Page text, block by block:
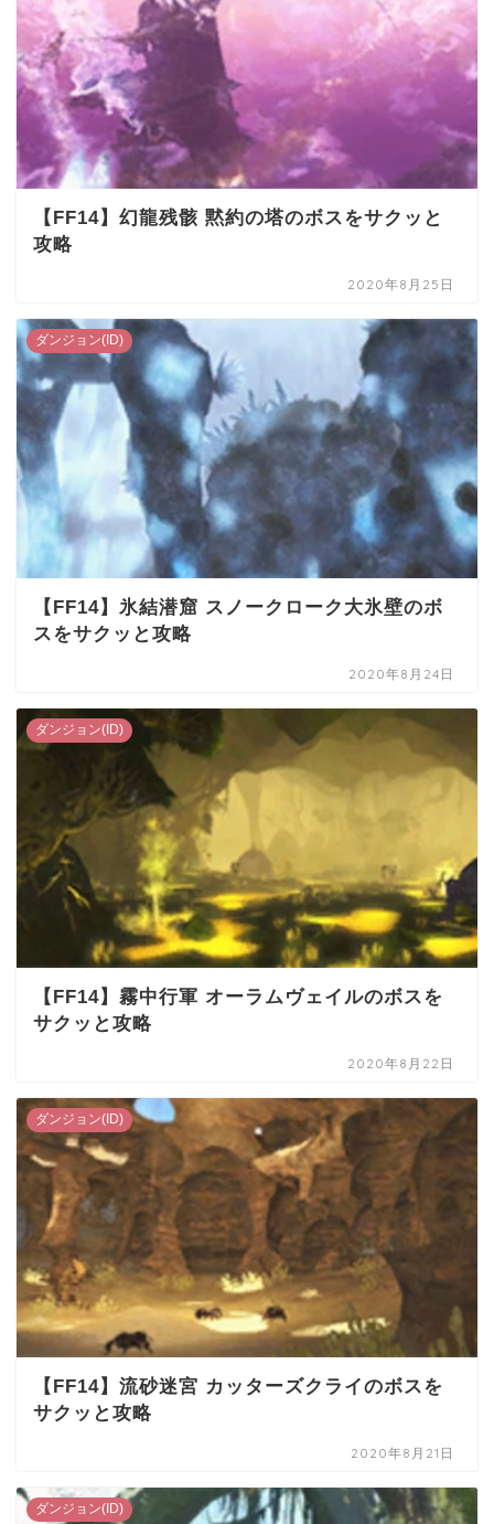
【FF14】幻龍残骸 黙約の塔のボスをサクッと
攻略
2020年8月25日
ダンジョン(ID)
【FF14】氷結潜窟 スノークローク大氷壁のボ
スをサクッと攻略
2020年8月24日
ダンジョン(ID)
【FF14】霧中行軍 オーラムヴェイルのボスを
サクッと攻略
2020年8月22日
ダンジョン(ID)
【FF14】流砂迷宮 カッターズクライのボスを
サクッと攻略
2020年8月21日
ダンジョン(ID)